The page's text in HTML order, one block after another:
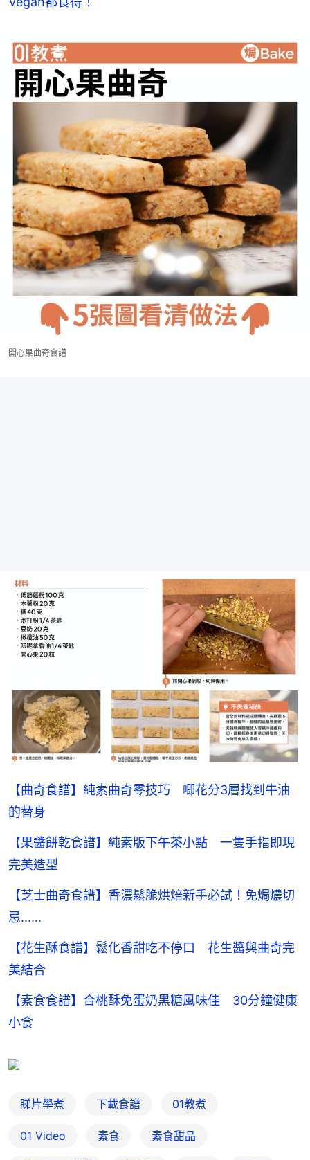
開心果曲奇食譜
【曲奇食譜】純素曲奇零技巧 唧花分3層找到牛油
的替身
【果醬餅乾食譜】純素版下午茶小點 一隻手指即現
完美造型
【芝士曲奇食譜】香濃鬆脆烘焙新手必試！免焗燶切
忌......
【花生酥食譜】鬆化香甜吃不停口 花生醬與曲奇完
美結合
【素食食譜】合桃酥免蛋奶黑糖風味佳 30分鐘健康
小食
睇片學煮 下載食譜 01教煮
01 Video 素食 素食甜品